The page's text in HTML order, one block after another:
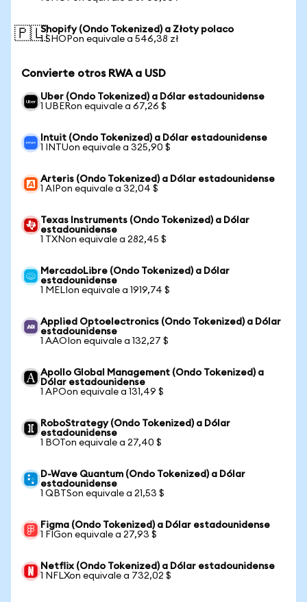
🇵🇱Shopify (Ondo Tokenized) a Złoty polaco
1 SHOPon equivale a 546,38 zł
Convierte otros RWA a USD
Uber (Ondo Tokenized) a Dólar estadounidense
1 UBERon equivale a 67,26 $
Intuit (Ondo Tokenized) a Dólar estadounidense
1 INTUon equivale a 325,90 $
Arteris (Ondo Tokenized) a Dólar estadounidense
1 AIPon equivale a 32,04 $
Texas Instruments (Ondo Tokenized) a Dólar
estadounidense
1 TXNon equivale a 282,45 $
MercadoLibre (Ondo Tokenized) a Dólar
estadounidense
1 MELIon equivale a 1919,74 $
Applied Optoelectronics (Ondo Tokenized) a Dólar
estadounidense
1 AAOIon equivale a 132,27 $
Apollo Global Management (Ondo Tokenized) a
Dólar estadounidense
1 APOon equivale a 131,49 $
RoboStrategy (Ondo Tokenized) a Dólar
estadounidense
1 BOTon equivale a 27,40 $
D-Wave Quantum (Ondo Tokenized) a Dólar
estadounidense
1 QBTSon equivale a 21,53 $
Figma (Ondo Tokenized) a Dólar estadounidense
1 FIGon equivale a 27,93 $
Netflix (Ondo Tokenized) a Dólar estadounidense
1 NFLXon equivale a 732,02 $